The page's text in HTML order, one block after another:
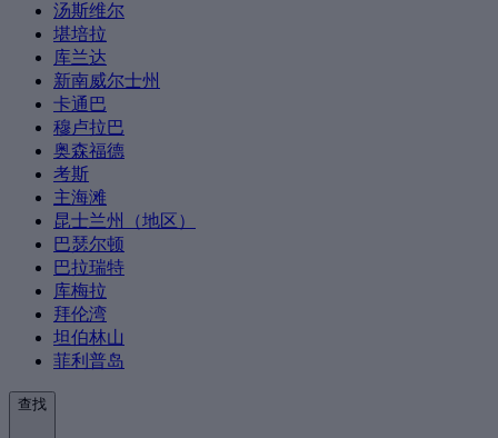
汤斯维尔
堪培拉
库兰达
新南威尔士州
卡通巴
穆卢拉巴
奥森福德
考斯
主海滩
昆士兰州（地区）
巴瑟尔顿
巴拉瑞特
库梅拉
拜伦湾
坦伯林山
菲利普岛
查找